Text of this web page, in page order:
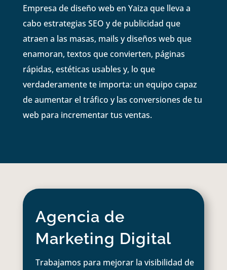
Empresa de diseño web en Yaiza que lleva a
cabo estrategias SEO y de publicidad que
atraen a las masas, mails y diseños web que
enamoran, textos que convierten, páginas
rápidas, estéticas usables y, lo que
verdaderamente te importa: un equipo capaz
de aumentar el tráfico y las conversiones de tu
web para incrementar tus ventas.
Agencia de
Marketing Digital
Trabajamos para mejorar la visibilidad de